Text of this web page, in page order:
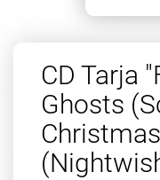
CD Tarja
Ghosts